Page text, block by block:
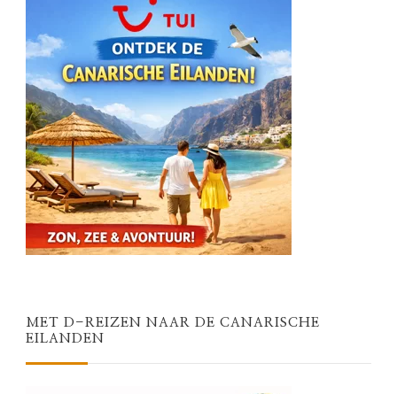
MET D-REIZEN NAAR DE CANARISCHE
EILANDEN